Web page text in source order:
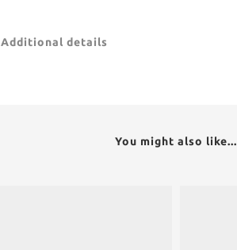
Additional details
You might also like...